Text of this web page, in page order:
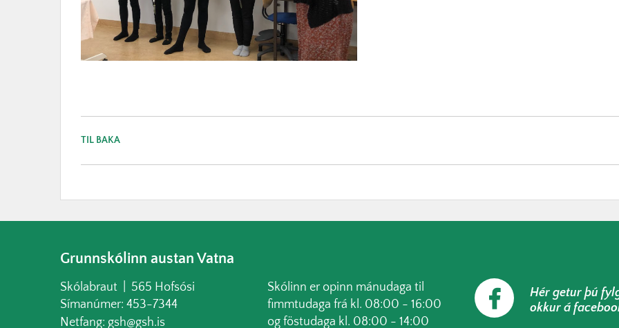
TIL BAKA
Grunnskólinn austan Vatna
Skólabraut | 565 Hofsósi
Símanúmer: 453-7344
Netfang: gsh@gsh.is
Skólinn er opinn mánudaga til
fimmtudaga frá kl. 08:00 - 16:00
og föstudaga kl. 08:00 - 14:00
Hér getur þú
okkur á